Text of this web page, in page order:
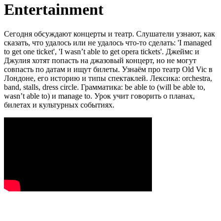
Entertainment
Сегодня обсуждают концерты и театр. Слушатели узнают, как
сказать, что удалось или не удалось что-то сделать: 'I managed
to get one ticket', 'I wasn’t able to get opera tickets'. Джеймс и
Джулия хотят попасть на джазовый концерт, но не могут
совпасть по датам и ищут билеты. Узнаём про театр Old Vic в
Лондоне, его историю и типы спектаклей. Лексика: orchestra,
band, stalls, dress circle. Грамматика: be able to (will be able to,
wasn’t able to) и manage to. Урок учит говорить о планах,
билетах и культурных событиях.